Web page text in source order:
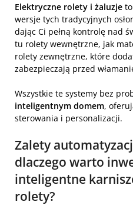
Elektryczne rolety i żaluzje
wersje tych tradycyjnych
dając Ci pełną kontrolę nad
tu rolety wewnętrzne, jak
rolety zewnętrzne, które
zabezpieczają przed
Wszystkie te systemy bez
inteligentnym domem,
sterowania i personalizacji.
Zalety
dlaczego warto
inteligentne
rolety?